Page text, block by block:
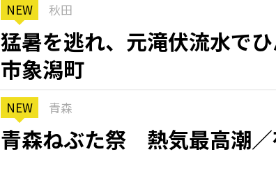
NEW 秋田
猛暑を逃れ、元滝伏流水で
市象潟町
NEW 青森
青森ねぶた祭 熱気最高潮／